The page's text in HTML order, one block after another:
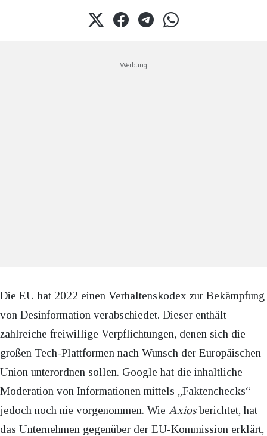
Werbung
Die EU hat 2022 einen Verhaltenskodex zur Bekämpfung
von Desinformation verabschiedet. Dieser enthält
zahlreiche freiwillige Verpflichtungen, denen sich die
großen Tech-Plattformen nach Wunsch der Europäischen
Union unterordnen sollen. Google hat die inhaltliche
Moderation von Informationen mittels „Faktenchecks“
jedoch noch nie vorgenommen. Wie Axiosberichtet, hat
das Unternehmen gegenüber der EU-Kommission erklärt,